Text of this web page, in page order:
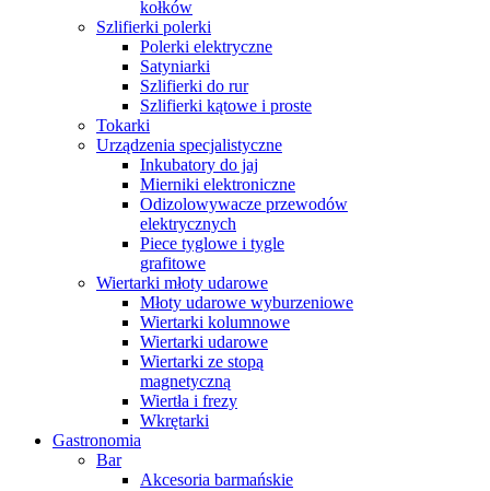
kołków
Szlifierki polerki
Polerki elektryczne
Satyniarki
Szlifierki do rur
Szlifierki kątowe i proste
Tokarki
Urządzenia specjalistyczne
Inkubatory do jaj
Mierniki elektroniczne
Odizolowywacze przewodów
elektrycznych
Piece tyglowe i tygle
grafitowe
Wiertarki młoty udarowe
Młoty udarowe wyburzeniowe
Wiertarki kolumnowe
Wiertarki udarowe
Wiertarki ze stopą
magnetyczną
Wiertła i frezy
Wkrętarki
Gastronomia
Bar
Akcesoria barmańskie